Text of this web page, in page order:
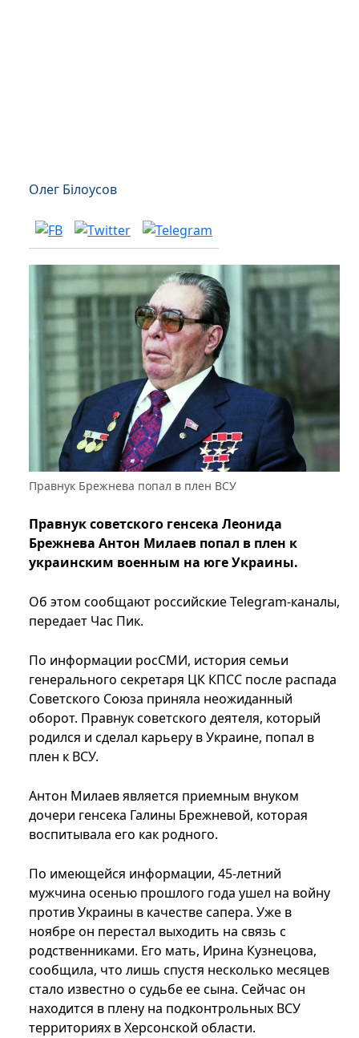
Олег Білоусов
Правнук Брежнева попал в плен ВСУ
Правнук советского генсека Леонида
Брежнева Антон Милаев попал в плен к
украинским военным на юге Украины.
Об этом сообщают российские Telegram-каналы,
передает Час Пик.
По информации росСМИ, история семьи
генерального секретаря ЦК КПСС после распада
Советского Союза приняла неожиданный
оборот. Правнук советского деятеля, который
родился и сделал карьеру в Украине, попал в
плен к ВСУ.
Антон Милаев является приемным внуком
дочери генсека Галины Брежневой, которая
воспитывала его как родного.
По имеющейся информации, 45-летний
мужчина осенью прошлого года ушел на войну
против Украины в качестве сапера. Уже в
ноябре он перестал выходить на связь с
родственниками. Его мать, Ирина Кузнецова,
сообщила, что лишь спустя несколько месяцев
стало известно о судьбе ее сына. Сейчас он
находится в плену на подконтрольных ВСУ
территориях в Херсонской области.